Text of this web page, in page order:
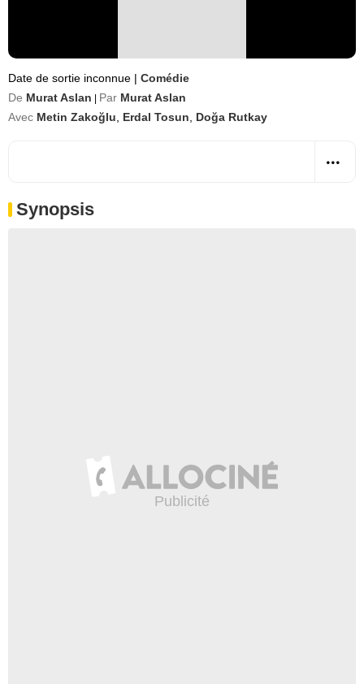
Date de sortie inconnue | Comédie
De Murat Aslan Par Murat Aslan
Avec Metin Zakoğlu Erdal Tosun Doğa Rutkay
Synopsis